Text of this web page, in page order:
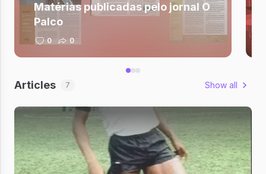
Matérias publicadas pelo jornal O
Palco
0 0
Articles 7 Show all